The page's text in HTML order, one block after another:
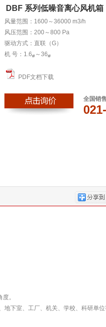
DBF 系列低噪音离心风机箱
风量范围：1600～36000 m3/h
风压范围：200～800 Pa
驱动方式：直联（G）
机 号：1.6#～36#
PDF文档下载
全国销
。
下室、工厂、机关、学校、科研单